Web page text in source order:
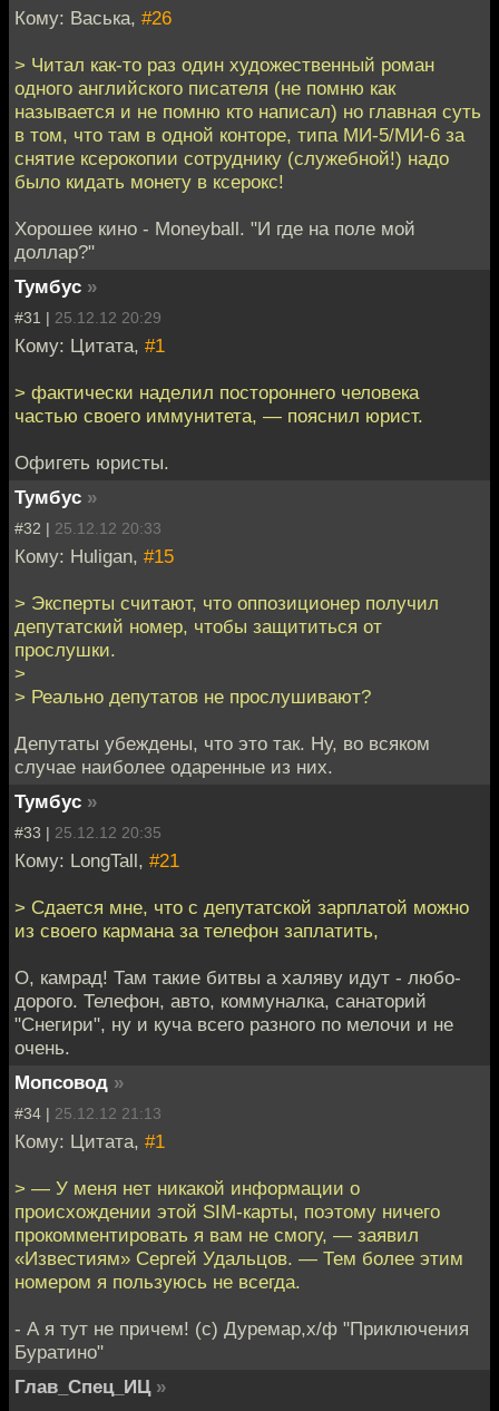
Кому: Васька, #26
> Читал как-то раз один художественный роман
одного английского писателя (не помню как
называется и не помню кто написал) но главная суть
в том, что там в одной конторе, типа МИ-5/МИ-6 за
снятие ксерокопии сотруднику (служебной!) надо
было кидать монету в ксерокс!
Хорошее кино - Moneyball. "И где на поле мой
доллар?"
Тумбус »
#31 | 25.12.12 20:29
Кому: Цитата, #1
> фактически надeлил постороннего человека
частью своeго иммунитета, — пояснил юрист.
Офигеть юристы.
Тумбус »
#32 | 25.12.12 20:33
Кому: Huligan, #15
> Эксперты считают, что оппозиционeр получил
депутатский номер, чтобы защититься от
прослушки.
>
> Реально депутатов не прослушивают?
Депутаты убеждены, что это так. Ну, во всяком
случае наиболее одаренные из них.
Тумбус »
#33 | 25.12.12 20:35
Кому: LongTall, #21
> Сдается мне, что с депутатской зарплатой можно
из своего кармана за телефон заплатить,
О, камрад! Там такие битвы а халяву идут - любо-
дорого. Телефон, авто, коммуналка, санаторий
"Снегири", ну и куча всего разного по мелочи и не
очень.
Мопсовод »
#34 | 25.12.12 21:13
Кому: Цитата, #1
> — У меня нeт никакой информации о
происхождении этой SIM-карты, поэтoму ничего
прокомментировать я вам не смогу, — заявил
«Извeстиям» Сергей Удальцов. — Тем более этим
номером я пoльзуюсь не всегда.
- А я тут не причем! (с) Дуремар,х/ф "Приключения
Буратино"
Глав_Спец_ИЦ »